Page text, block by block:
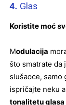
4. Glas
Koristite moć
Modulacija
što smatrate da
slušaoce, samo
ispričajte neku
tonalitetu glasa